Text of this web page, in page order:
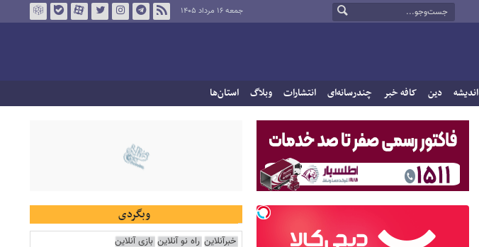
جمعه ۱۶ مرداد ۱۴۰۵
اندیشه دین کافه خبر چندرسانه‌ای انتشارات وبلاگ استان‌ها
وبگردی
خبرآنلاین راه نو آنلاین بازی آنلاین